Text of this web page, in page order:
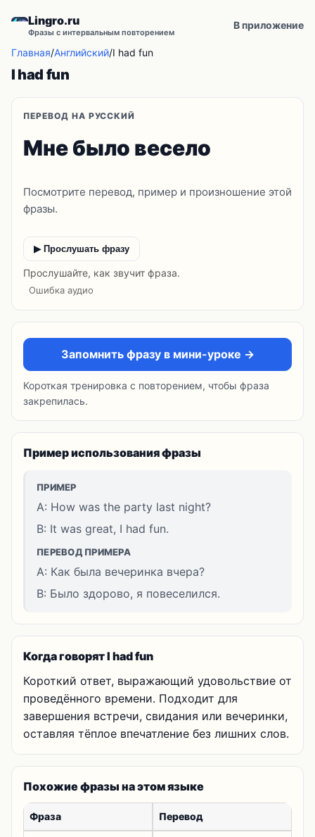
Lingro.ru
Фразы с интервальным повторением
В приложение
Главная/Английский/I had fun
I had fun
ПЕРЕВОД НА РУССКИЙ
Мне было весело
Посмотрите перевод, пример и произношение этой
фразы.
▶ Прослушать фразу
Прослушайте, как звучит фраза.
Ошибка аудио
Запомнить фразу в мини-уроке →
Короткая тренировка с повторением, чтобы фраза
закрепилась.
Пример использования фразы
ПРИМЕР
A: How was the party last night?
B: It was great, I had fun.
ПЕРЕВОД ПРИМЕРА
A: Как была вечеринка вчера?
B: Было здорово, я повеселился.
Когда говорят I had fun
Короткий ответ, выражающий удовольствие от
проведённого времени. Подходит для
завершения встречи, свидания или вечеринки,
оставляя тёплое впечатление без лишних слов.
Похожие фразы на этом языке
Фраза Перевод